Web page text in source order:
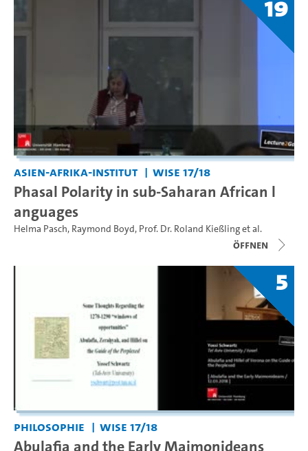
19
Asien-Afrika-Institut WiSe 17/18
Phasal Polarity in sub-Saharan African l
anguages
Helma Pasch, Raymond Boyd, Prof. Dr. Roland Kießlinget al.
Öffnen
5
Philosophie WiSe 17/18
Abulafia and the Early Maimonideans